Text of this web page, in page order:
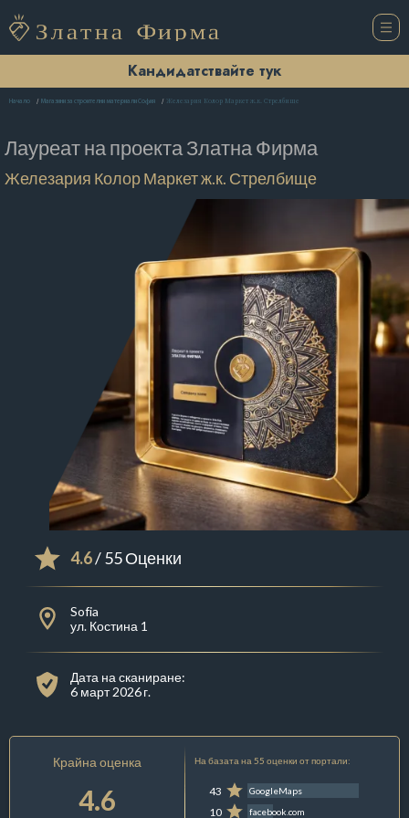
Кандидатствайте тук
Начало Магазини за строителни материали София Железария Колор Маркет ж.к. Стрелбище
Лауреат на проектаЗлатна Фирма
Железария Колор Маркет ж.к. Стрелбище
4.6/ 55 Оценки
Sofia
ул. Костина 1
Дата на сканиране:
6 март 2026 г.
Крайна оценка
4.6
На базата на 55 оценки от портали:
43 GoogleMaps
10 facebook.com